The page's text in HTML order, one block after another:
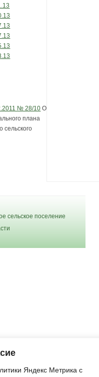
Яндекс Метрика с
№ 28/10 О
плана
сельского
сельское поселение